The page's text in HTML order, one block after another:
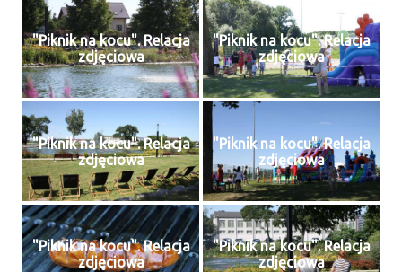
"Piknik na kocu". Relacja
zdjęciowa
"Piknik na kocu". Relacja
zdjęciowa
"Piknik na kocu". Relacja
zdjęciowa
"Piknik na kocu". Relacja
zdjęciowa
"Piknik na kocu". Relacja
zdjęciowa
"Piknik na kocu". Relacja
zdjęciowa